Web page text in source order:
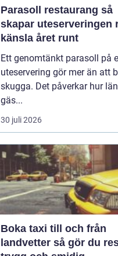
Parasoll restaurang så
skapar uteserveringen
känsla året runt
Ett genomtänkt parasoll på
uteservering gör mer än att
skugga. Det påverkar hur
gäs...
30 juli 2026
Boka taxi till och från
landvetter så gör du resan